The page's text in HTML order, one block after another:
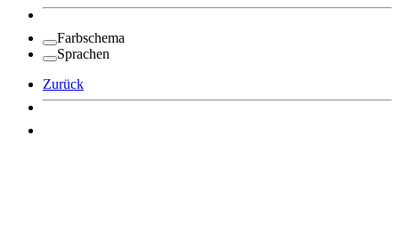
Farbschema
Sprachen
Zurück